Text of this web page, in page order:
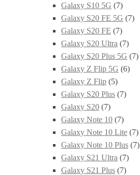
Galaxy S10 5G (7)
Galaxy S20 FE 5G (7)
Galaxy S20 FE (7)
Galaxy S20 Ultra (7)
Galaxy S20 Plus 5G (7)
Galaxy Z Flip 5G (6)
Galaxy Z Flip (5)
Galaxy S20 Plus (7)
Galaxy S20 (7)
Galaxy Note 10 (7)
Galaxy Note 10 Lite (7)
Galaxy Note 10 Plus (7)
Galaxy S21 Ultra (7)
Galaxy S21 Plus (7)